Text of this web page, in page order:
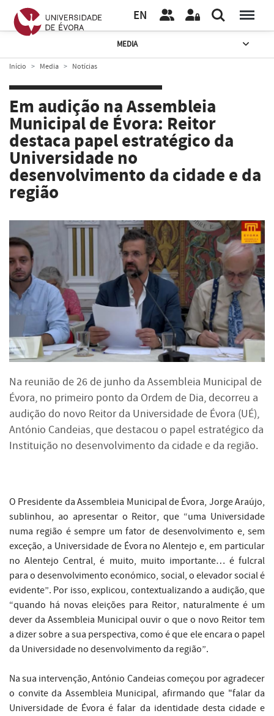
EN
MEDIA
Início Media Notícias
Em audição na Assembleia
Municipal de Évora: Reitor
destaca papel estratégico da
Universidade no
desenvolvimento da cidade e da
região
Na reunião de 26 de junho da Assembleia Municipal de
Évora, no primeiro ponto da Ordem de Dia, decorreu a
audição do novo Reitor da Universidade de Évora (UÉ),
António Candeias, que destacou o papel estratégico da
Instituição no desenvolvimento da cidade e da região.
O Presidente da Assembleia Municipal de Évora, Jorge Araújo,
sublinhou, ao apresentar o Reitor, que “uma Universidade
numa região é sempre um fator de desenvolvimento e, sem
exceção, a Universidade de Évora no Alentejo e, em particular
no Alentejo Central, é muito, muito importante… é fulcral
para o desenvolvimento económico, social, o elevador social é
evidente”. Por isso, explicou, contextualizando a audição, que
“quando há novas eleições para Reitor, naturalmente é um
dever da Assembleia Municipal ouvir o que o novo Reitor tem
a dizer sobre a sua perspectiva, como é que ele encara o papel
da Universidade no desenvolvimento da região”.
Na sua intervenção, António Candeias começou por agradecer
o convite da Assembleia Municipal, afirmando que "falar da
Universidade de Évora é falar da identidade desta cidade e